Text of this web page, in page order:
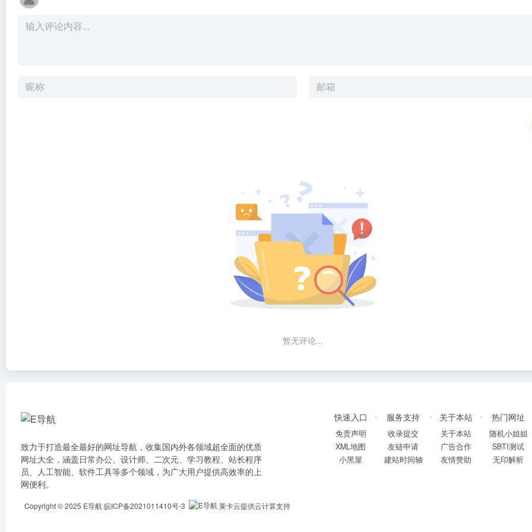
暂无评论...
致力于打造最全最好的网址导航，收集国内外各领域超全面的优质
网址大全，涵盖日常办公、设计师、二次元、学习教程、站长程序
员、人工智能、软件工具等多个领域，为广大用户提供高效率的上
网便利。
快速入口
免责声明
XML地图
小黑屋
服务支持
收录提交
友链申请
建站时间轴
关于本站
关于本站
广告合作
友情赞助
热门网址
随机小姐姐
SBTI测试
无印解析
Copyright © 2025 E导航皖ICP备2021011410号-3 莱卡云提供云计算支持